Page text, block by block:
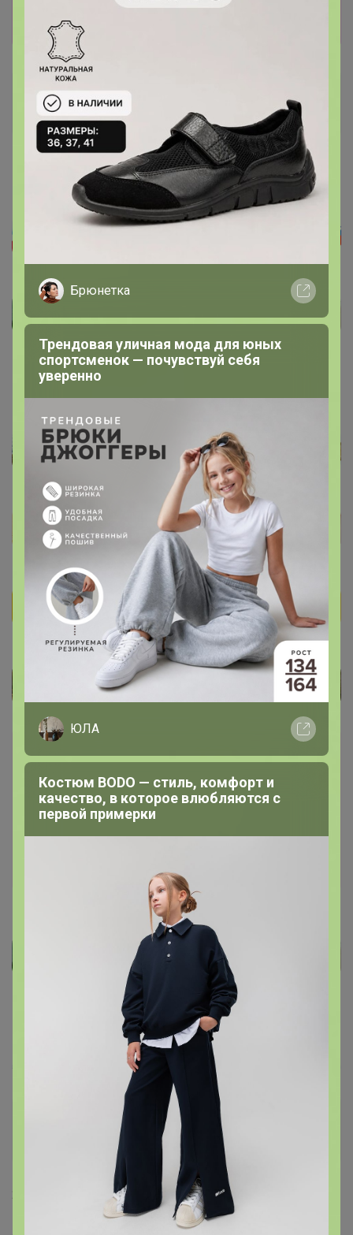
Артемида
Бронзовый организатор
10 февраля, 2026 11:57
****** РАСПРОДАЖА ******
Yurchuk
Виртуоз СП
24 февраля, 2026 20:03
Брюнетка
Трендовая уличная мода для юных
спортсменок — почувствуй себя
уверенно
ЮЛА
Костюм BODO — стиль, комфорт и
качество, в которое влюбляются с
первой примерки